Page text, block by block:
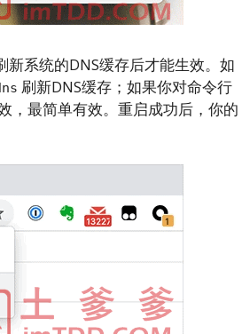
系统的DNS缓存后才能生效。如
刷新DNS缓存；如果你对命令行
，最简单有效。重启成功后，你的